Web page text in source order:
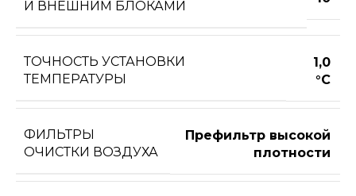
И ВНЕШНИМ БЛОКАМИ
ТОЧНОСТЬ УСТАНОВКИ
ТЕМПЕРАТУРЫ
1,0
°С
ФИЛЬТРЫ
ОЧИСТКИ ВОЗДУХА
Префильтр высокой
плотности